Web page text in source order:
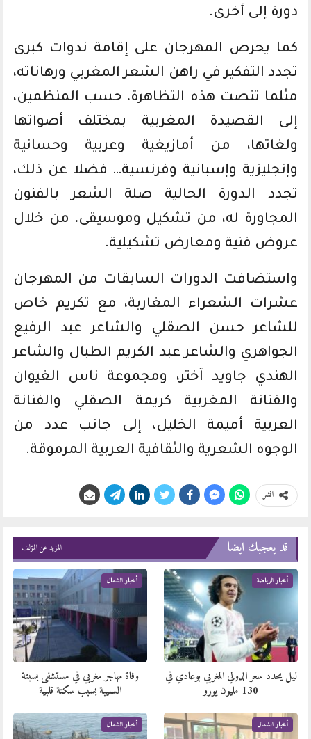
دورة إلى أخرى.
كما يحرص المهرجان على إقامة ندوات كبرى
تجدد التفكير في راهن الشعر المغربي ورهاناته،
مثلما تنصت هذه التظاهرة، حسب المنظمين،
إلى القصيدة المغربية بمختلف أصواتها
ولغاتها، من أمازيغية وعربية وحسانية
وإنجليزية وإسبانية وفرنسية… فضلا عن ذلك،
تجدد الدورة الحالية صلة الشعر بالفنون
المجاورة له، من تشكيل وموسيقى، من خلال
عروض فنية ومعارض تشكيلية.
واستضافت الدورات السابقات من المهرجان
عشرات الشعراء المغاربة، مع تكريم خاص
للشاعر حسن الصقلي والشاعر عبد الرفيع
الجواهري والشاعر عبد الكريم الطبال والشاعر
الهندي جاويد آختر، ومجموعة ناس الغيوان
والفنانة المغربية كريمة الصقلي والفنانة
العربية أميمة الخليل، إلى جانب عدد من
الوجوه الشعرية والثقافية العربية المرموقة.
انشر
قد يعجبك ايضا المزيد عن المؤلف
أخبار الرياضة
​ليل يحدد سعر الدولي المغربي بوعادي في
130 مليون يورو
أخبار الشمال
وفاة مهاجر مغربي في مستشفى بسبتة
السليبة بسبب سكتة قلبية
أخبار الشمال أخبار الشمال